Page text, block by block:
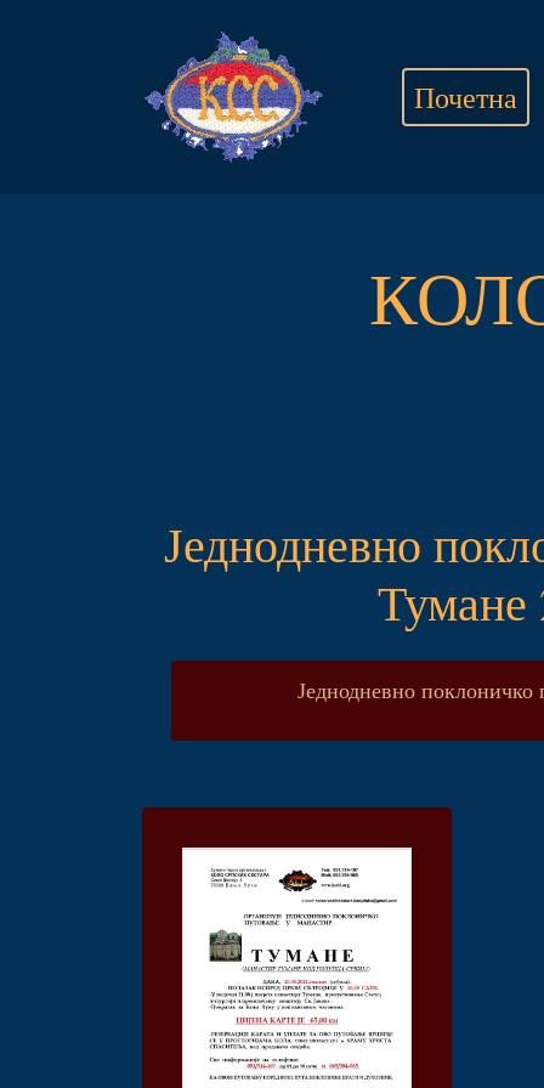
Почетна
Једнодневно
Тумане
Једнодневно